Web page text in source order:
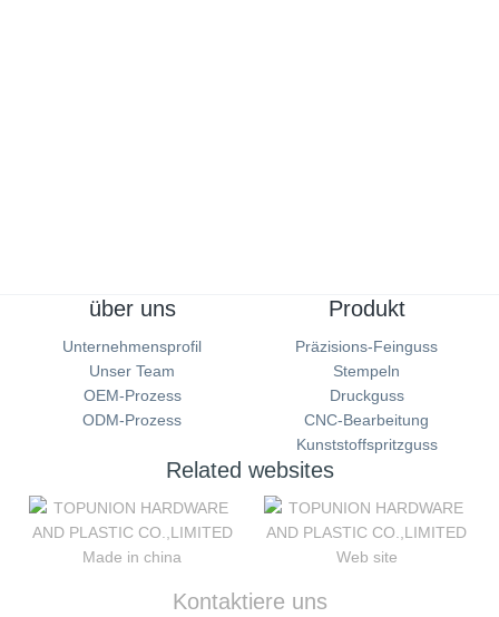
über uns
Unternehmensprofil
Unser Team
OEM-Prozess
ODM-Prozess
Produkt
Präzisions-Feinguss
Stempeln
Druckguss
CNC-Bearbeitung
Kunststoffspritzguss
Related websites
Made in china Web site
Kontaktiere uns